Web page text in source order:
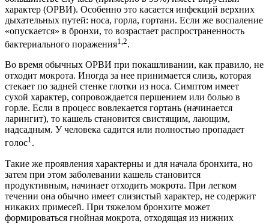
характер (ОРВИ). Особенно это касается инфекций верхних
дыхательных путей: носа, горла, гортани. Если же воспаление
«опускается» в бронхи, то возрастает распространенность
бактериального поражения1,2.
Во время обычных ОРВИ при покашливании, как правило, не
отходит мокрота. Иногда за нее принимается слизь, которая
стекает по задней стенке глотки из носа. Симптом имеет
сухой характер, сопровождается першением или болью в
горле. Если в процесс вовлекается гортань (начинается
ларингит), то кашель становится свистящим, лающим,
надсадным. У человека садится или полностью пропадает
голос1.
Такие же проявления характерны и для начала бронхита, но
затем при этом заболевании кашель становится
продуктивным, начинает отходить мокрота. При легком
течении она обычно имеет слизистый характер, не содержит
никаких примесей. При тяжелом бронхите может
формироваться гнойная мокрота, отходящая из нижних